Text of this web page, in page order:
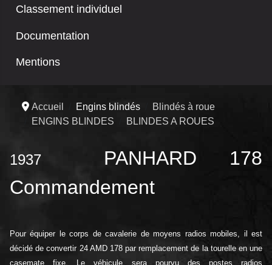
Classement individuel
Documentation
Mentions
Accueil Engins blindés
Blindés à roue
ENGINS BLINDES
BLINDES A ROUES
1937 PANHARD 178
Commandement
Pour équiper le corps de cavalerie de moyens radios mobiles, il est
décidé de convertir 24 AMD 178 par remplacement de la tourelle en une
casemate fixe. Le véhicule sera pourvu des postes radios